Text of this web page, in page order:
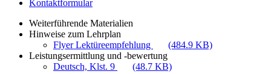
Kontaktformular
Weiterführende Materialien
Hinweise zum Lehrplan
Flyer Lektüreempfehlung
(484.9 KB)
Leistungsermittlung und -bewertung
Deutsch, Klst. 9
(48.7 KB)